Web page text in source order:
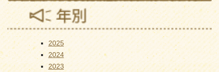
2025
2024
2023